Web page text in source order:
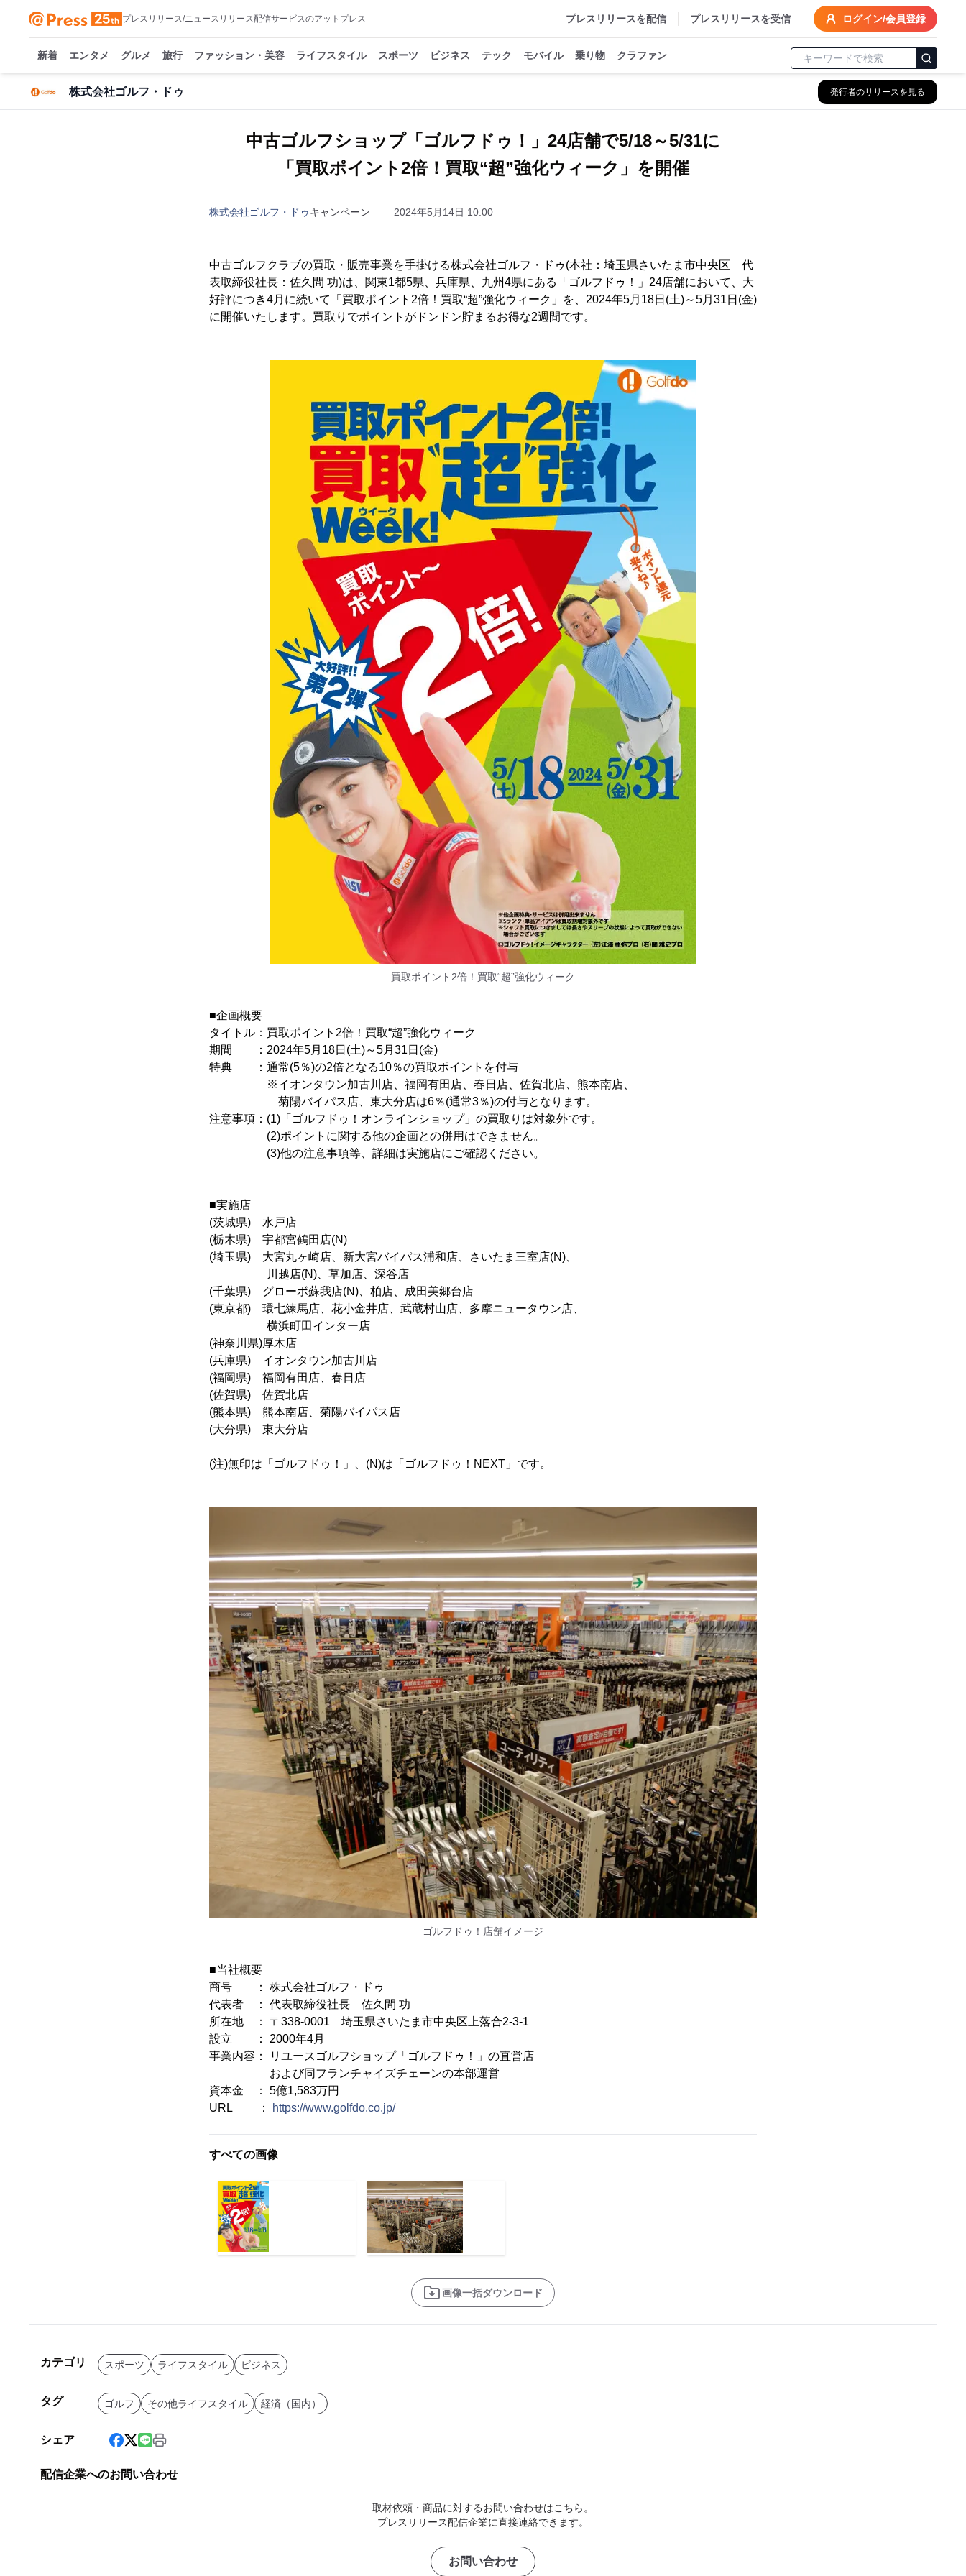
プレスリリース/ニュースリリース配信サービスのアットプレス プレスリリースを配信 プレスリリースを受信 ログイン/会員登録
新着 エンタメ グルメ 旅行 ファッション・美容 ライフスタイル スポーツ ビジネス テック モバイル 乗り物 クラファン
株式会社ゴルフ・ドゥ 発行者のリリースを見る
中古ゴルフショップ「ゴルフドゥ！」24店舗で5/18～5/31に
「買取ポイント2倍！買取“超”強化ウィーク」を開催
株式会社ゴルフ・ドゥキャンペーン 2024年5月14日 10:00
中古ゴルフクラブの買取・販売事業を手掛ける株式会社ゴルフ・ドゥ(本社：埼玉県さいたま市中央区 代
表取締役社長：佐久間 功)は、関東1都5県、兵庫県、九州4県にある「ゴルフドゥ！」24店舗において、大
好評につき4月に続いて「買取ポイント2倍！買取“超”強化ウィーク」を、2024年5月18日(土)～5月31日(金)
に開催いたします。買取りでポイントがドンドン貯まるお得な2週間です。
買取ポイント2倍！買取“超”強化ウィーク
■企画概要
タイトル：買取ポイント2倍！買取“超”強化ウィーク
期間 ：2024年5月18日(土)～5月31日(金)
特典 ：通常(5％)の2倍となる10％の買取ポイントを付与
※イオンタウン加古川店、福岡有田店、春日店、佐賀北店、熊本南店、
菊陽バイパス店、東大分店は6％(通常3％)の付与となります。
注意事項：(1)「ゴルフドゥ！オンラインショップ」の買取りは対象外です。
(2)ポイントに関する他の企画との併用はできません。
(3)他の注意事項等、詳細は実施店にご確認ください。
■実施店
(茨城県) 水戸店
(栃木県) 宇都宮鶴田店(N)
(埼玉県) 大宮丸ヶ崎店、新大宮バイパス浦和店、さいたま三室店(N)、
川越店(N)、草加店、深谷店
(千葉県) グローボ蘇我店(N)、柏店、成田美郷台店
(東京都) 環七練馬店、花小金井店、武蔵村山店、多摩ニュータウン店、
横浜町田インター店
(神奈川県)厚木店
(兵庫県) イオンタウン加古川店
(福岡県) 福岡有田店、春日店
(佐賀県) 佐賀北店
(熊本県) 熊本南店、菊陽バイパス店
(大分県) 東大分店
(注)無印は「ゴルフドゥ！」、(N)は「ゴルフドゥ！NEXT」です。
ゴルフドゥ！店舗イメージ
■当社概要
商号 ： 株式会社ゴルフ・ドゥ
代表者 ： 代表取締役社長 佐久間 功
所在地 ： 〒338-0001 埼玉県さいたま市中央区上落合2-3-1
設立 ： 2000年4月
事業内容： リユースゴルフショップ「ゴルフドゥ！」の直営店
および同フランチャイズチェーンの本部運営
資本金 ： 5億1,583万円
URL ：
https://www.golfdo.co.jp/
すべての画像
画像一括ダウンロード
カテゴリ スポーツ ライフスタイル ビジネス
タグ ゴルフ その他ライフスタイル 経済（国内）
シェア
配信企業へのお問い合わせ
取材依頼・商品に対するお問い合わせはこちら。
プレスリリース配信企業に直接連絡できます。
お問い合わせ